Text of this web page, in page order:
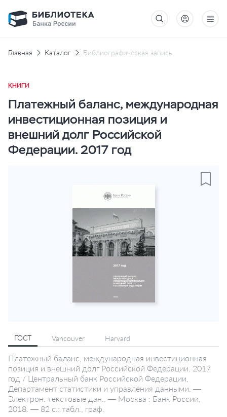
Главная Каталог Библиографическая запись
КНИГИ
Платежный баланс, международная
инвестиционная позиция и
внешний долг Российской
Федерации. 2017 год
ГОСТ Vancouver Harvard
Платежный баланс, международная инвестиционная
позиция и внешний долг Российской Федерации. 2017
год / Центральный банк Российской Федерации,
Департамент статистики и управления данными. —
Электрон. текстовые дан.. — Москва : Банк России,
2018. — 82 с.: табл., граф.